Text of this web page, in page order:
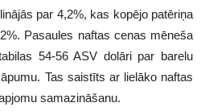
par 4,2%, kas kopējo patēriņa
Pasaules naftas cenas mēneša
54-56 ASV dolāri par barelu
Tas saistīts ar lielāko naftas
samazināšanu.